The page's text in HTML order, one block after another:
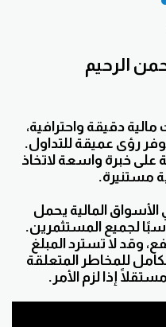
الرحيم
دقيقة واحترافية،
رؤى عميقة للتداول.
على خبرة واسعة لاتخاذ
مستنيرة.
المالية يحمل
لجميع المستثمرين.
وقد لا تسترد المبلغ
للمخاطر المتعلقة
إذا لزم الأمر.